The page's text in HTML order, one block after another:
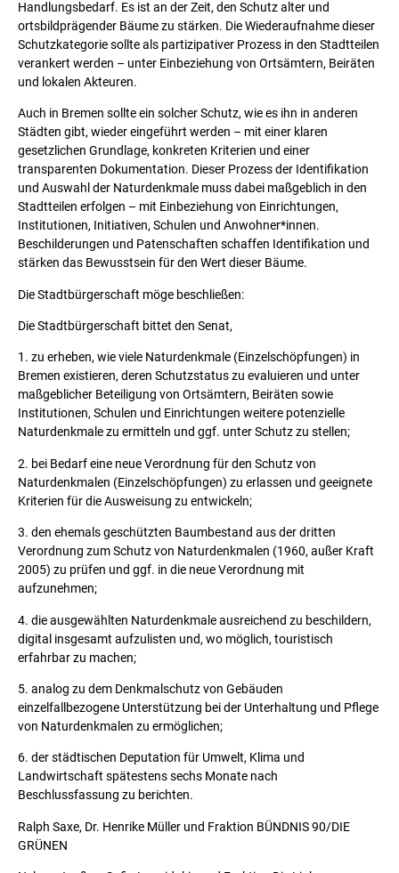
Handlungsbedarf. Es ist an der Zeit, den Schutz alter und
ortsbildprägender Bäume zu stärken. Die Wiederaufnahme dieser
Schutzkategorie sollte als partizipativer Prozess in den Stadtteilen
verankert werden – unter Einbeziehung von Ortsämtern, Beiräten
und lokalen Akteuren.
Auch in Bremen sollte ein solcher Schutz, wie es ihn in anderen
Städten gibt, wieder eingeführt werden – mit einer klaren
gesetzlichen Grundlage, konkreten Kriterien und einer
transparenten Dokumentation. Dieser Prozess der Identifikation
und Auswahl der Naturdenkmale muss dabei maßgeblich in den
Stadtteilen erfolgen – mit Einbeziehung von Einrichtungen,
Institutionen, Initiativen, Schulen und Anwohner*innen.
Beschilderungen und Patenschaften schaffen Identifikation und
stärken das Bewusstsein für den Wert dieser Bäume.
Die Stadtbürgerschaft möge beschließen:
Die Stadtbürgerschaft bittet den Senat,
1. zu erheben, wie viele Naturdenkmale (Einzelschöpfungen) in
Bremen existieren, deren Schutzstatus zu evaluieren und unter
maßgeblicher Beteiligung von Ortsämtern, Beiräten sowie
Institutionen, Schulen und Einrichtungen weitere potenzielle
Naturdenkmale zu ermitteln und ggf. unter Schutz zu stellen;
2. bei Bedarf eine neue Verordnung für den Schutz von
Naturdenkmalen (Einzelschöpfungen) zu erlassen und geeignete
Kriterien für die Ausweisung zu entwickeln;
3. den ehemals geschützten Baumbestand aus der dritten
Verordnung zum Schutz von Naturdenkmalen (1960, außer Kraft
2005) zu prüfen und ggf. in die neue Verordnung mit
aufzunehmen;
4. die ausgewählten Naturdenkmale ausreichend zu beschildern,
digital insgesamt aufzulisten und, wo möglich, touristisch
erfahrbar zu machen;
5. analog zu dem Denkmalschutz von Gebäuden
einzelfallbezogene Unterstützung bei der Unterhaltung und Pflege
von Naturdenkmalen zu ermöglichen;
6. der städtischen Deputation für Umwelt, Klima und
Landwirtschaft spätestens sechs Monate nach
Beschlussfassung zu berichten.
Ralph Saxe, Dr. Henrike Müller und Fraktion BÜNDNIS 90/DIE
GRÜNEN